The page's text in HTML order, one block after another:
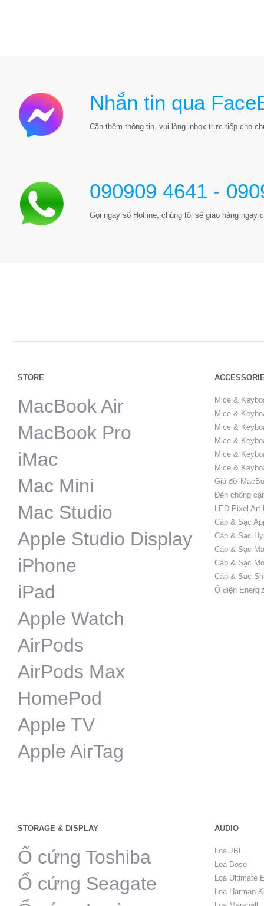
Nhắn tin qua
Cần thêm thông tin, vui lòng inbox trực tiếp cho
090909 4641 -
Gọi ngay số Hotline, chúng tôi sẽ giao hàng ngay
STORE
MacBook Air
MacBook Pro
iMac
Mac Mini
Mac Studio
Apple Studio Display
iPhone
iPad
Apple Watch
AirPods
AirPods Max
HomePod
Apple TV
Apple AirTag
Mice &
Mice &
Mice &
Mice &
Mice &
Mice &
Giá đỡ
Đèn chống
LED Pixel Art
Cáp & Sạc
Cáp & Sạc
Cáp & Sạc
Cáp & Sạc
Cáp & Sạc
Ổ điện
STORAGE & DISPLAY AUDIO
Ổ cứng Toshiba
Ổ cứng Seagate
Loa JBL
Loa Bose
Loa Ultimate
Loa Harman